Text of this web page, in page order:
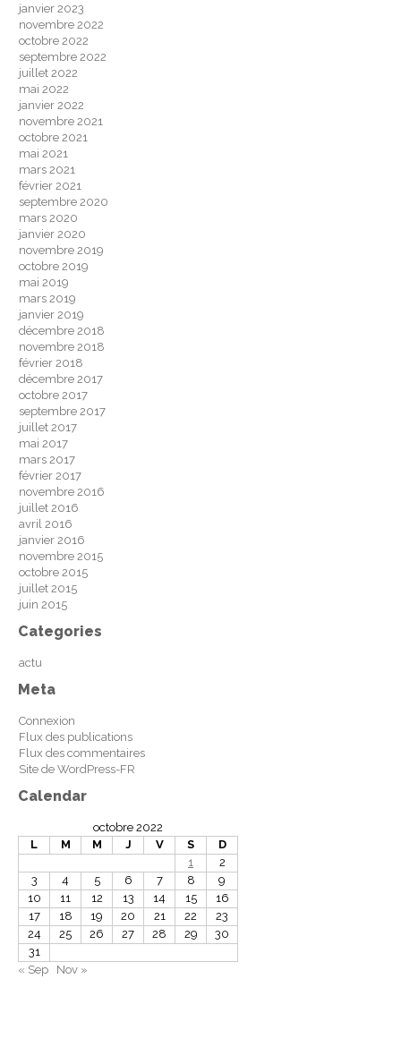
janvier 2023
novembre 2022
octobre 2022
septembre 2022
juillet 2022
mai 2022
janvier 2022
novembre 2021
octobre 2021
mai 2021
mars 2021
février 2021
septembre 2020
mars 2020
janvier 2020
novembre 2019
octobre 2019
mai 2019
mars 2019
janvier 2019
décembre 2018
novembre 2018
février 2018
décembre 2017
octobre 2017
septembre 2017
juillet 2017
mai 2017
mars 2017
février 2017
novembre 2016
juillet 2016
avril 2016
janvier 2016
novembre 2015
octobre 2015
juillet 2015
juin 2015
Categories
actu
Meta
Connexion
Flux des publications
Flux des commentaires
Site de WordPress-FR
Calendar
octobre 2022
L
M M J V S
D
1
2
3
4 5 6 7 8
9
10
11 12 13 14 15
16
17
18 19 20 21 22
23
24
25 26 27 28 29
30
31
« Sep
Nov »